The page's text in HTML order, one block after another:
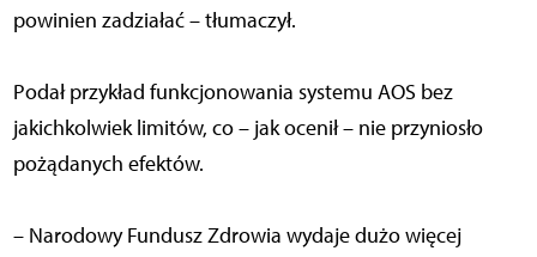
powinien zadziałać – tłumaczył.
Podał przykład funkcjonowania systemu AOS bez
jakichkolwiek limitów, co – jak ocenił – nie przyniosło
pożądanych efektów.
– Narodowy Fundusz Zdrowia wydaje dużo więcej